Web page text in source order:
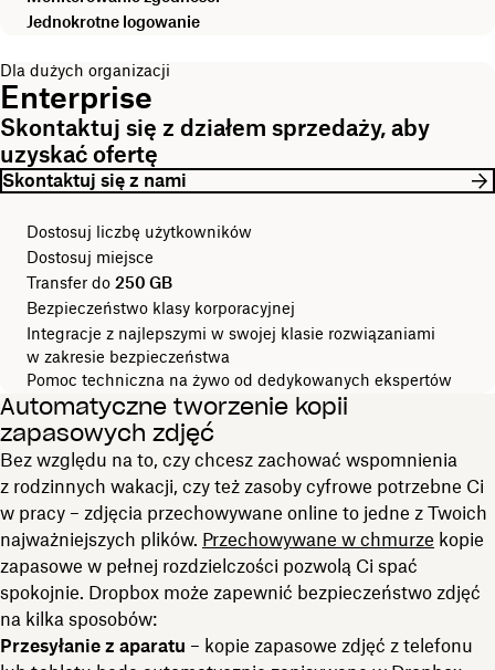
Jednokrotne logowanie
Dla dużych organizacji
Enterprise
Skontaktuj się z działem sprzedaży, aby
uzyskać ofertę
Skontaktuj się z nami
Dostosuj liczbę użytkowników
Dostosuj miejsce
Transfer do 250 GB
Bezpieczeństwo klasy korporacyjnej
Integracje z najlepszymi w swojej klasie rozwiązaniami
w zakresie bezpieczeństwa
Pomoc techniczna na żywo od dedykowanych ekspertów
Automatyczne tworzenie kopii
zapasowych zdjęć
Bez względu na to, czy chcesz zachować wspomnienia
z rodzinnych wakacji, czy też zasoby cyfrowe potrzebne Ci
w pracy – zdjęcia przechowywane online to jedne z Twoich
najważniejszych plików. Przechowywane w chmurze kopie
zapasowe w pełnej rozdzielczości pozwolą Ci spać
spokojnie. Dropbox może zapewnić bezpieczeństwo zdjęć
na kilka sposobów:
Przesyłanie z aparatu – kopie zapasowe zdjęć z telefonu